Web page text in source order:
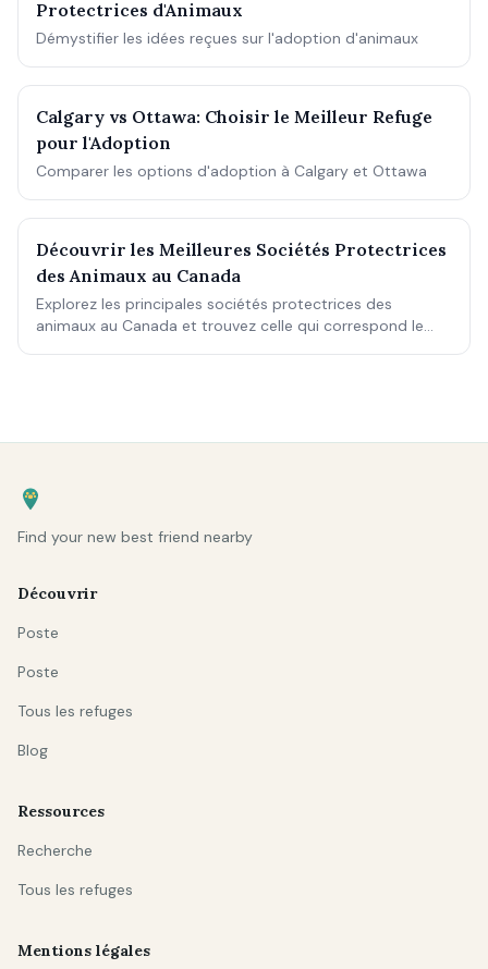
Protectrices d'Animaux
Démystifier les idées reçues sur l'adoption d'animaux
Calgary vs Ottawa: Choisir le Meilleur Refuge
pour l'Adoption
Comparer les options d'adoption à Calgary et Ottawa
Découvrir les Meilleures Sociétés Protectrices
des Animaux au Canada
Explorez les principales sociétés protectrices des
animaux au Canada et trouvez celle qui correspond le
Find your new best friend nearby
Découvrir
Poste
Poste
Tous les refuges
Blog
Ressources
Recherche
Tous les refuges
Mentions légales